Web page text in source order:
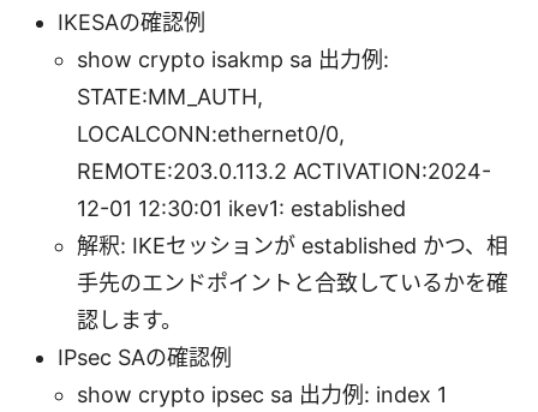
IKESAの確認例
show crypto isakmp sa 出力例:
STATE:MM_AUTH,
LOCALCONN:ethernet0/0,
REMOTE:203.0.113.2 ACTIVATION:2024-
12-01 12:30:01 ikev1: established
解釈: IKEセッションが established かつ、相
手先のエンドポイントと合致しているかを確
認します。
IPsec SAの確認例
show crypto ipsec sa 出力例: index 1